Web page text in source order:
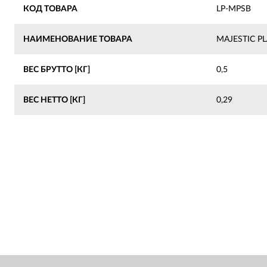
КОД ТОВАРА LP-MPSB
НАИМЕНОВАНИЕ ТОВАРА MAJESTIC
ВЕС БРУТТО [КГ] 0,5
ВЕС НЕТТО [КГ] 0,29